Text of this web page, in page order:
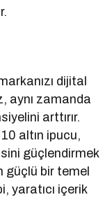
dijital
aynı zamanda
arttırır.
altın ipucu,
güçlendirmek
güçlü bir temel
yaratıcı içerik